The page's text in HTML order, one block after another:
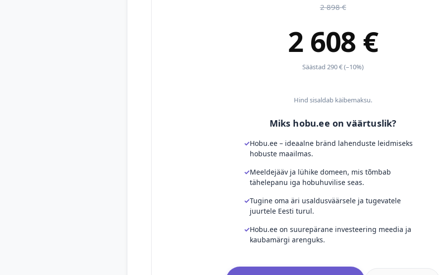
2 898 €
2 608 €
Säästad 290 € (–10%)
Hind sisaldab käibemaksu.
Miks hobu.ee on väärtuslik?
Hobu.ee – ideaalne bränd lahenduste leidmiseks
hobuste maailmas.
Meeldejääv ja lühike domeen, mis tõmbab
tähelepanu iga hobuhuvilise seas.
Tugine oma äri usaldusväärsele ja tugevatele
juurtele Eesti turul.
Hobu.ee on suurepärane investeering meedia ja
kaubamärgi arenguks.